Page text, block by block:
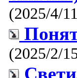
(2025/4/
(2025/2/